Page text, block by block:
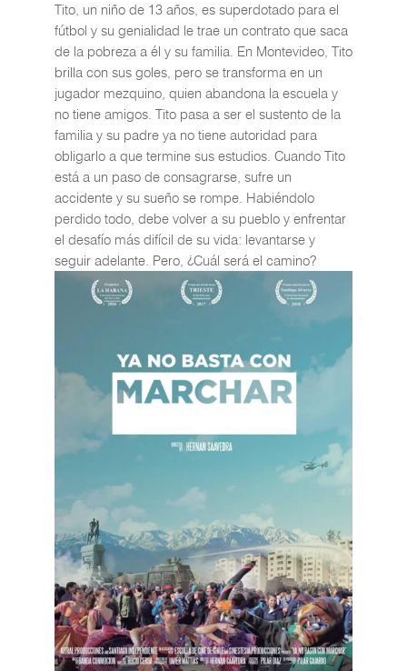
Tito, un niño de 13 años, es superdotado para el
fútbol y su genialidad le trae un contrato que saca
de la pobreza a él y su familia. En Montevideo, Tito
brilla con sus goles, pero se transforma en un
jugador mezquino, quien abandona la escuela y
no tiene amigos. Tito pasa a ser el sustento de la
familia y su padre ya no tiene autoridad para
obligarlo a que termine sus estudios. Cuando Tito
está a un paso de consagrarse, sufre un
accidente y su sueño se rompe. Habiéndolo
perdido todo, debe volver a su pueblo y enfrentar
el desafío más difícil de su vida: levantarse y
seguir adelante. Pero, ¿Cuál será el camino?